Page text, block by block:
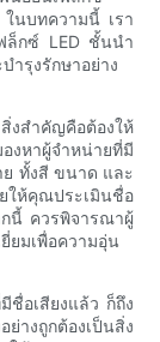
นบทความนี้ เรา
ล็กซ์ LED ชั้นนำ
ำรุงรักษาอย่าง
สำคัญคือต้องให้
หาผู้จำหน่ายที่มี
ทั้งสี ขนาด และ
ให้คุณประเมินชื่อ
นี้ ควรพิจารณาผู้
ยมเพื่อความอุ่น
ชื่อเสียงแล้ว ก็ถึง
งถูกต้องเป็นสิ่ง